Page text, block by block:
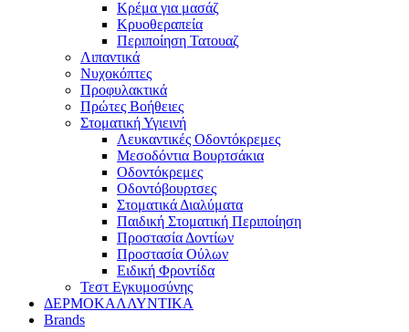
Κρέμα για μασάζ
Κρυοθεραπεία
Περιποίηση Τατουαζ
Λιπαντικά
Νυχοκόπτες
Προφυλακτικά
Πρώτες Βοήθειες
Στοματική Υγιεινή
Λευκαντικές Οδοντόκρεμες
Μεσοδόντια Βουρτσάκια
Οδοντόκρεμες
Οδοντόβουρτσες
Στοματικά Διαλύματα
Παιδική Στοματική Περιποίηση
Προστασία Δοντίων
Προστασία Ούλων
Ειδική Φροντίδα
Τεστ Εγκυμοσύνης
ΔΕΡΜΟΚΑΛΛΥΝΤΙΚΑ
Brands